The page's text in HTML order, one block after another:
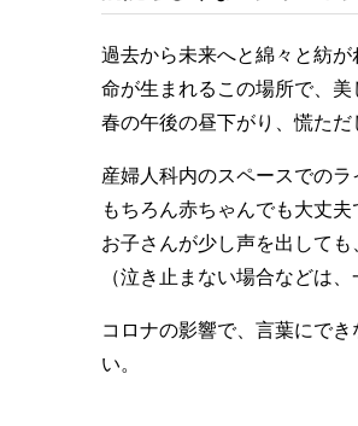
過去から未来へと綿々と紡が
命が生まれるこの場所で、美
春の午後の昼下がり、慌ただ
産婦人科内のスペースでのラ
もちろん赤ちゃんでも大丈夫
お子さんが少し声を出して
（泣き止まない場合などは
コロナの影響で、言葉にで
い。